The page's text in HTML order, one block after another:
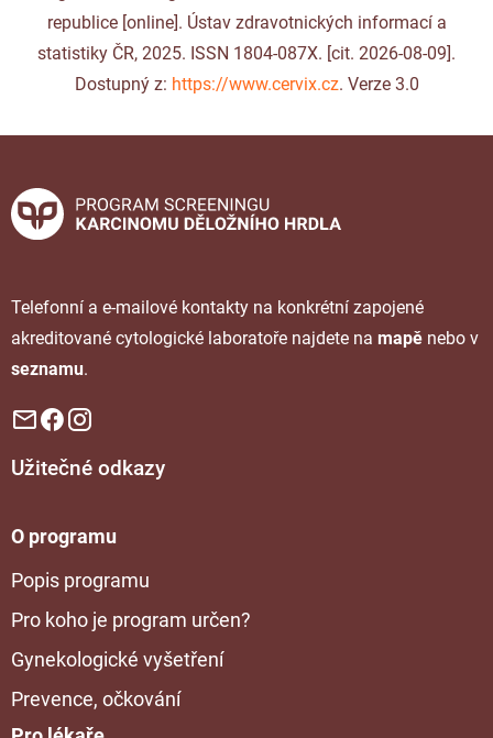
republice [online]. Ústav zdravotnických informací a
statistiky ČR, 2025. ISSN 1804-087X. [cit. 2026-08-09].
Dostupný z: https://www.cervix.cz. Verze 3.0
Telefonní a e-mailové kontakty na konkrétní zapojené
akreditované cytologické laboratoře najdete na mapě nebo v
seznamu.
Užitečné odkazy
O programu
Popis programu
Pro koho je program určen?
Gynekologické vyšetření
Prevence, očkování